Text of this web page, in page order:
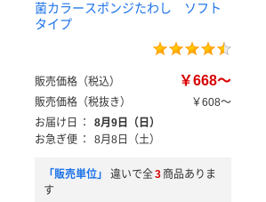
菌カラースポンジたわし ソフト
タイプ
販売価格（税込） ￥668～
販売価格（税抜き）
￥608～
お届け日
：
8月9日（日）
お急ぎ便 ： 8月8日（土）
「販売単位」 違いで全3 商品ありま
す